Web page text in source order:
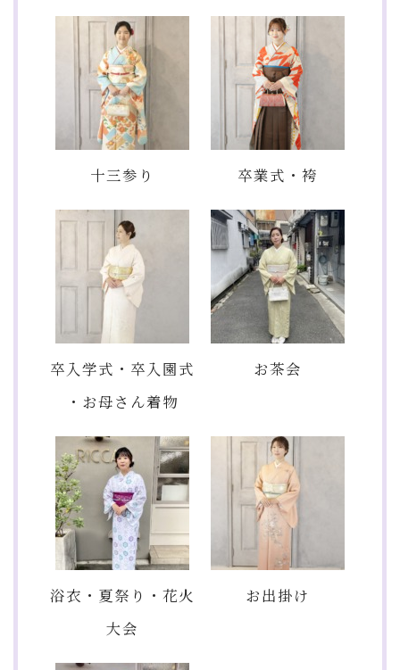
十三参り 卒業式・袴
卒入学式・卒入園式
・お母さん着物
お茶会
浴衣・夏祭り・花火
大会
お出掛け